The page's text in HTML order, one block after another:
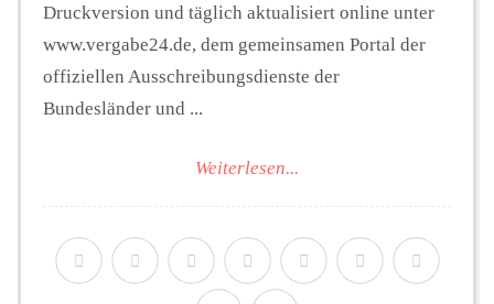
Druckversion und täglich aktualisiert online unter
www.vergabe24.de, dem gemeinsamen Portal der
offiziellen Ausschreibungsdienste der
Bundesländer und ...
Weiterlesen...